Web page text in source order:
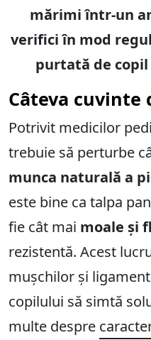
mărimi într-un
verifici în mod
purtată de
Câteva cuvinte
Potrivit medicilor
trebuie să perturbe
munca naturală a
este bine ca talpa
fie cât mai moale și
rezistentă. Acest
mușchilor și
copilului să simtă
multe despre